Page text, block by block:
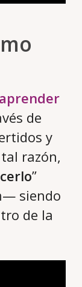
aprender
de
y
razón,
”
siendo
de la